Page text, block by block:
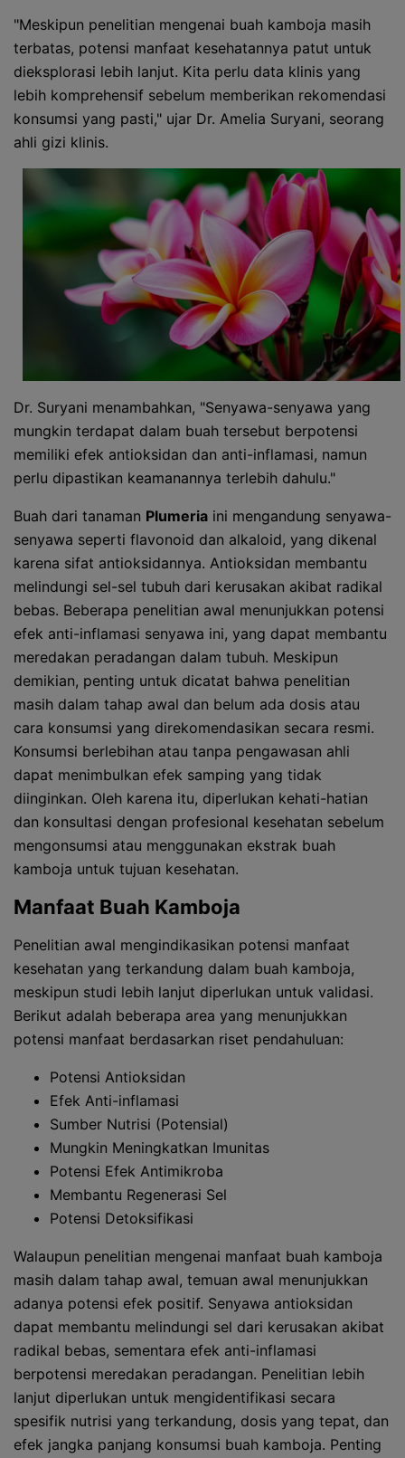
"Meskipun penelitian mengenai buah kamboja masih
terbatas, potensi manfaat kesehatannya patut untuk
dieksplorasi lebih lanjut. Kita perlu data klinis yang
lebih komprehensif sebelum memberikan rekomendasi
konsumsi yang pasti," ujar Dr. Amelia Suryani, seorang
ahli gizi klinis.
Dr. Suryani menambahkan, "Senyawa-senyawa yang
mungkin terdapat dalam buah tersebut berpotensi
memiliki efek antioksidan dan anti-inflamasi, namun
perlu dipastikan keamanannya terlebih dahulu."
Buah dari tanaman Plumeria ini mengandung senyawa-
senyawa seperti flavonoid dan alkaloid, yang dikenal
karena sifat antioksidannya. Antioksidan membantu
melindungi sel-sel tubuh dari kerusakan akibat radikal
bebas. Beberapa penelitian awal menunjukkan potensi
efek anti-inflamasi senyawa ini, yang dapat membantu
meredakan peradangan dalam tubuh. Meskipun
demikian, penting untuk dicatat bahwa penelitian
masih dalam tahap awal dan belum ada dosis atau
cara konsumsi yang direkomendasikan secara resmi.
Konsumsi berlebihan atau tanpa pengawasan ahli
dapat menimbulkan efek samping yang tidak
diinginkan. Oleh karena itu, diperlukan kehati-hatian
dan konsultasi dengan profesional kesehatan sebelum
mengonsumsi atau menggunakan ekstrak buah
kamboja untuk tujuan kesehatan.
Manfaat Buah Kamboja
Penelitian awal mengindikasikan potensi manfaat
kesehatan yang terkandung dalam buah kamboja,
meskipun studi lebih lanjut diperlukan untuk validasi.
Berikut adalah beberapa area yang menunjukkan
potensi manfaat berdasarkan riset pendahuluan:
Potensi Antioksidan
Efek Anti-inflamasi
Sumber Nutrisi (Potensial)
Mungkin Meningkatkan Imunitas
Potensi Efek Antimikroba
Membantu Regenerasi Sel
Potensi Detoksifikasi
Walaupun penelitian mengenai manfaat buah kamboja
masih dalam tahap awal, temuan awal menunjukkan
adanya potensi efek positif. Senyawa antioksidan
dapat membantu melindungi sel dari kerusakan akibat
radikal bebas, sementara efek anti-inflamasi
berpotensi meredakan peradangan. Penelitian lebih
lanjut diperlukan untuk mengidentifikasi secara
spesifik nutrisi yang terkandung, dosis yang tepat, dan
efek jangka panjang konsumsi buah kamboja. Penting